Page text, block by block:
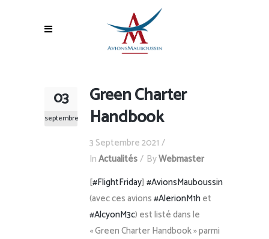
03
septembre
Green Charter
Handbook
3 Septembre 2021
InActualités ByWebmaster
[#FlightFriday] #AvionsMauboussin
(avec ces avions#AlerionM1het
#AlcyonM3c) est listé dans le
« Green Charter Handbook » parmi